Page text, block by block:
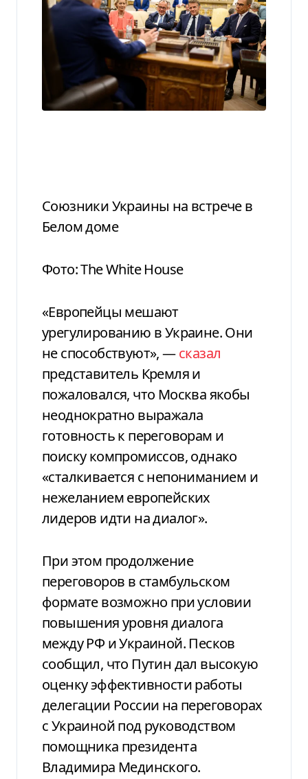
Союзники Украины на встрече в
Белом доме
Фото: The White House
«Европейцы мешают
урегулированию в Украине. Они
не способствуют», —сказал
представитель Кремля и
пожаловался, что Москва якобы
неоднократно выражала
готовность к переговорам и
поиску компромиссов, однако
«сталкивается с непониманием и
нежеланием европейских
лидеров идти на диалог».
При этом продолжение
переговоров в стамбульском
формате возможно при условии
повышения уровня диалога
между РФ и Украиной. Песков
сообщил, что Путин дал высокую
оценку эффективности работы
делегации России на переговорах
с Украиной под руководством
помощника президента
Владимира Мединского.